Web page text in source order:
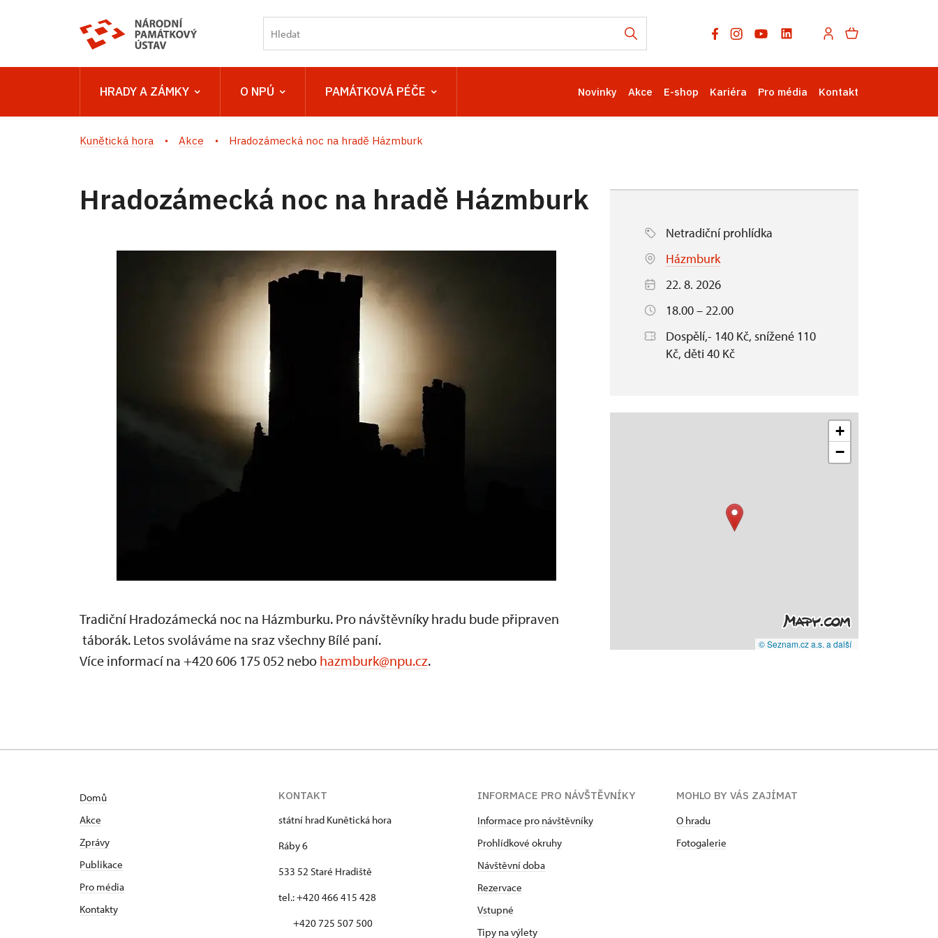
HRADY A ZÁMKY O NPÚ PAMÁTKOVÁ PÉČE Novinky Akce E-shop Kariéra Pro média Kontakt
Kunětická hora Akce Hradozámecká noc na hradě Házmburk
Hradozámecká noc na hradě Házmburk
Tradiční Hradozámecká noc na Házmburku. Pro návštěvníky hradu bude připraven
táborák. Letos svoláváme na sraz všechny Bílé paní.
Více informací na +420 606 175 052 nebo hazmburk@npu.cz.
Netradiční prohlídka
Házmburk
22. 8. 2026
18.00 – 22.00
Dospělí,- 140 Kč, snížené 110
Kč, děti 40 Kč
+
−
© Seznam.cz a.s. a další
Domů
Akce
Zprávy
Publikace
Pro média
Kontakty
KONTAKT
státní hrad Kunětická hora
Ráby 6
533 52 Staré Hradiště
tel.: +420 466 415 428
+420 725 507 500
INFORMACE PRO NÁVŠTĚVNÍKY
Informace pro návštěvníky
Prohlídkové okruhy
Návštěvní doba
Rezervace
Vstupné
Tipy na výlety
MOHLO BY VÁS ZAJÍMAT
O hradu
Fotogalerie